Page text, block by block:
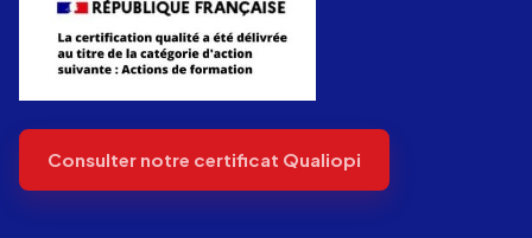
Consulter notre certificat Qualiopi